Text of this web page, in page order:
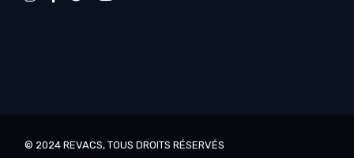
© 2024REVACS, TOUS DROITS RÉSERVÉS